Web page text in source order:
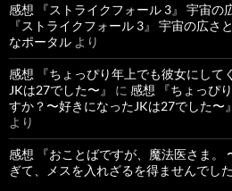
感想 『ストライクフォール 3』 宇宙の
『ストライクフォール 3』 宇宙の広さ
なポータル より
感想 『ちょっぴり年上でも彼女にして
JKは27でした〜』
に 感想 『ちょっぴ
すか？〜好きになったJKは27でした〜
より
感想 『おことばですが、魔法医さま。
ぎて、メスを入れざるを得ませんでした